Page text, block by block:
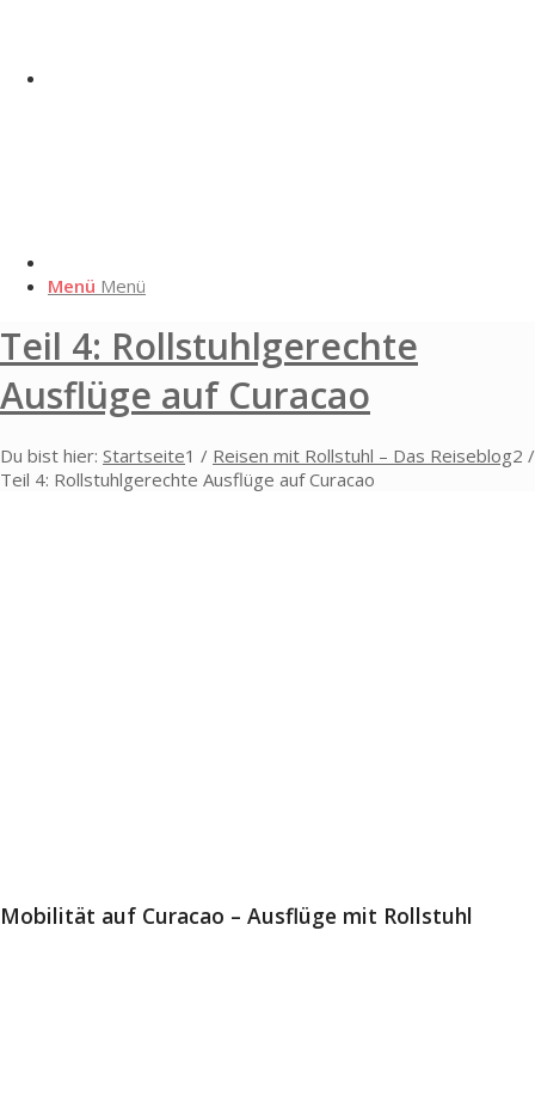
Menü Menü
Teil 4: Rollstuhlgerechte
Ausflüge auf Curacao
Du bist hier: Startseite1 / Reisen mit Rollstuhl – Das Reiseblog2 /
Teil 4: Rollstuhlgerechte Ausflüge auf Curacao
Mobilität auf Curacao – Ausflüge mit Rollstuhl